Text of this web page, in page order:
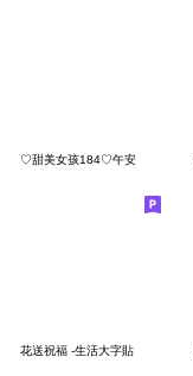
♡甜美女孩184♡午安
花送祝福 -生活大字貼